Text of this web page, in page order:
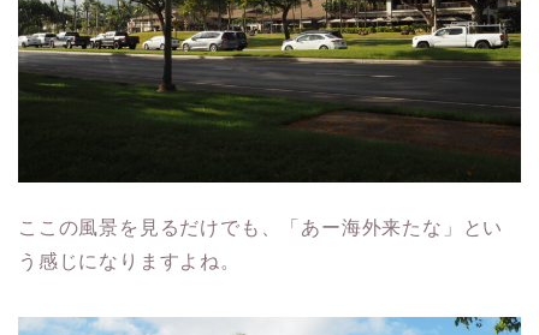
ここの風景を見るだけでも、「あー海外来たな」とい
う感じになりますよね。